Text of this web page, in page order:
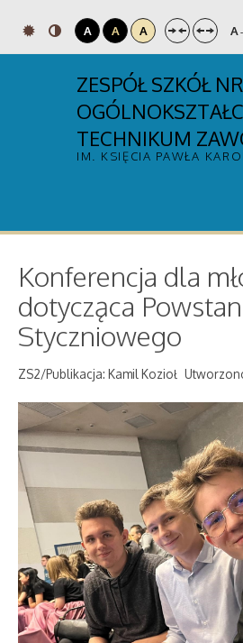
A A A A-
ZESPÓŁ SZKÓŁ
TECHNIKUM
IM. KSIĘCIA PAWŁA
Konferencja dla
dotycząca
Styczniowego
ZS2/Publikacja: Kamil Kozioł